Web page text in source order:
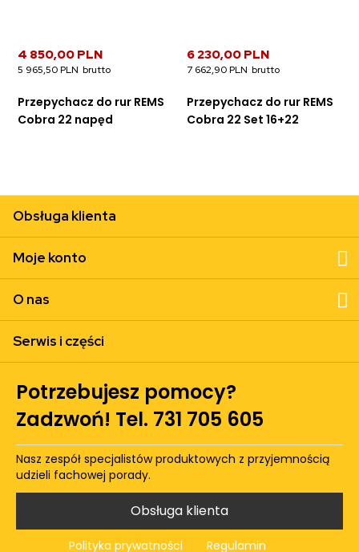
Przepychacz do rur REMS
Cobra 22 napęd
4 850,00 PLN
5 965,50 PLN
Przepychacz do rur REMS
Cobra 22 Set 16+22
6 230,00 PLN
7 662,90 PLN
Obsługa klienta
Moje konto
O nas
Serwis i części
Potrzebujesz pomocy?
Zadzwoń! Tel. 731 705 605
Nasz zespół specjalistów produktowych z przyjemnością
udzieli fachowej porady.
Obsługa klienta
Polityka prywatności Regulamin